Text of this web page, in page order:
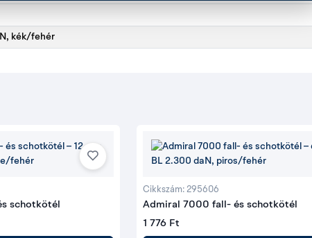
kék/fehér
schotkötél
Cikkszám: 295606
Admiral 7000 fall- és schotkötél
1 776 Ft